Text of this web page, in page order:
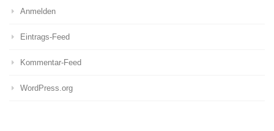
Anmelden
Eintrags-Feed
Kommentar-Feed
WordPress.org